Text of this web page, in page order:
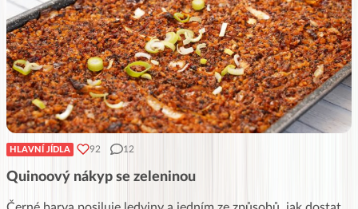
HLAVNÍ JÍDLA 92 12
Quinoový nákyp se zeleninou